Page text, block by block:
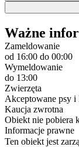
Ważne
Zameldowanie
od 16:00 do 00:00
Wymeldowanie
do 13:00
Zwierzęta
Akceptowane psy i
Kaucja zwrotna
Obiekt nie pobiera
Informacje prawne
Ten obiekt jest